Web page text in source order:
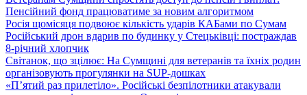
Пенсійний фонд працюватиме за новим алгоритмом
Росія щомісяця подвоює кількість ударів КАБами по Сумам
Російський дрон вдарив по будинку у Стецьківці: постраждав
8-річний хлопчик
Світанок, що зцілює: На Сумщині для ветеранів та їхніх родин
організовують прогулянки на SUP-дошках
«П’ятий раз прилетіло». Російські безпілотники атакували